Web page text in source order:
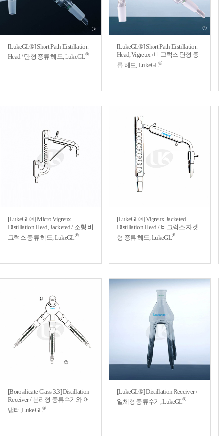
[LukeGL®] Short Path Distillation
Head / 단형 증류 헤드, LukeGL®
[LukeGL®] Short Path Distillation
Head, Vigreux / 비그럭스 단형 증
류 헤드, LukeGL®
[LukeGL®] Micro Vigreux
Distillation Head, Jacketed / 소형 비
그럭스 증류 헤드, LukeGL®
[LukeGL®] Vigreux Jacketed
Distillation Head / 비그럭스 자켓
형 증류 헤드, LukeGL®
[Borosilicate Glass 3.3] Distillation
Receiver / 분리형 증류수기와 어
댑터, LukeGL®
[LukeGL®] Distillation Receiver /
일체형 증류수기, LukeGL®